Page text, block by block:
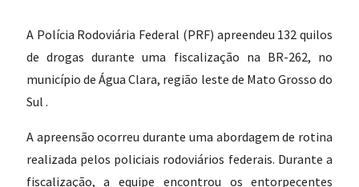
A Polícia Rodoviária Federal (PRF) apreendeu 132 quilos
de drogas durante uma fiscalização na BR-262, no
município de Água Clara, região leste de Mato Grosso do
Sul .
A apreensão ocorreu durante uma abordagem de rotina
realizada pelos policiais rodoviários federais. Durante a
fiscalização, a equipe encontrou os entorpecentes